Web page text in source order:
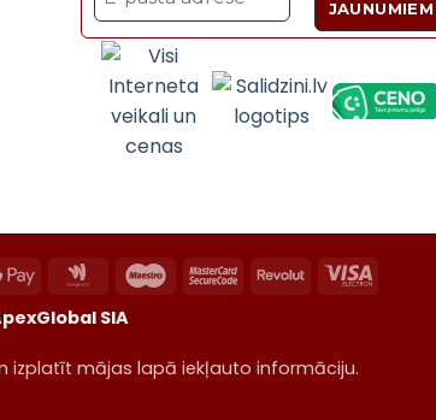
Google
Google
MaestroMasterCard
RevolutVisa
SIA
izplatīt mājas lapā iekļauto informāciju.